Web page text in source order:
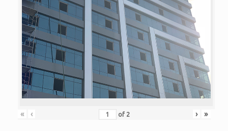
« ‹ of 2 › »